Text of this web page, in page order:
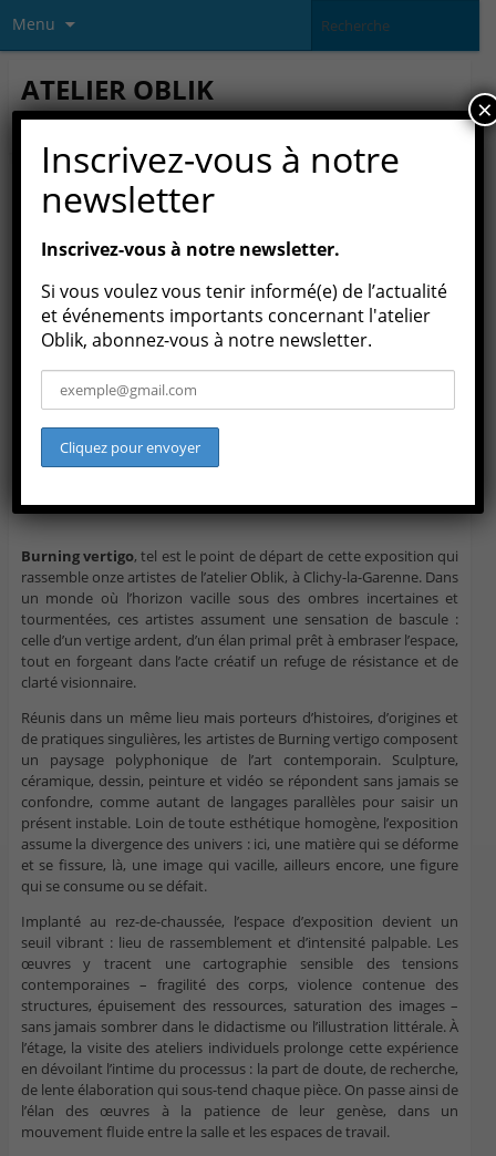
Menu
ATELIER OBLIK
association culturelle loi 1901
PUBLIÉ DANS SCULPTURE
Oblik
Burning vertigo, tel est le point de départ de cette exposition qui
rassemble onze artistes de l’atelier Oblik, à Clichy-la-Garenne. Dans
un monde où l’horizon vacille sous des ombres incertaines et
tourmentées, ces artistes assument une sensation de bascule :
celle d’un vertige ardent, d’un élan primal prêt à embraser l’espace,
tout en forgeant dans l’acte créatif un refuge de résistance et de
clarté visionnaire.
Réunis dans un même lieu mais porteurs d’histoires, d’origines et
de pratiques singulières, les artistes de Burning vertigo composent
un paysage polyphonique de l’art contemporain. Sculpture,
céramique, dessin, peinture et vidéo se répondent sans jamais se
confondre, comme autant de langages parallèles pour saisir un
présent instable. Loin de toute esthétique homogène, l’exposition
assume la divergence des univers : ici, une matière qui se déforme
et se fissure, là, une image qui vacille, ailleurs encore, une figure
qui se consume ou se défait.
Implanté au rez-de-chaussée, l’espace d’exposition devient un
seuil vibrant : lieu de rassemblement et d’intensité palpable. Les
œuvres y tracent une cartographie sensible des tensions
contemporaines – fragilité des corps, violence contenue des
structures, épuisement des ressources, saturation des images –
sans jamais sombrer dans le didactisme ou l’illustration littérale. À
l’étage, la visite des ateliers individuels prolonge cette expérience
en dévoilant l’intime du processus : la part de doute, de recherche,
de lente élaboration qui sous-tend chaque pièce. On passe ainsi de
l’élan des œuvres à la patience de leur genèse, dans un
mouvement fluide entre la salle et les espaces de travail.
Inscrivez-vous à notre
newsletter
Inscrivez-vous à notre newsletter.
Si vous voulez vous tenir informé(e) de l’actualité
et événements importants concernant l'atelier
Oblik, abonnez-vous à notre newsletter.
×